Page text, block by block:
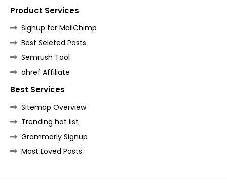
Product Services
Signup for MailChimp
Best Seleted Posts
Semrush Tool
ahref Affiliate
Best Services
Sitemap Overview
Trending hot list
Grammarly Signup
Most Loved Posts